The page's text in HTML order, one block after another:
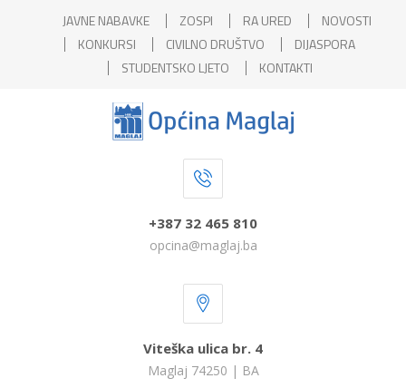
JAVNE NABAVKE ZOSPI RA URED
NOVOSTI
KONKURSI
CIVILNO DRUŠTVO
DIJASPORA
STUDENTSKO LJETO
KONTAKTI
+387 32 465 810
opcina@maglaj.ba
Viteška ulica br. 4
Maglaj 74250 | BA